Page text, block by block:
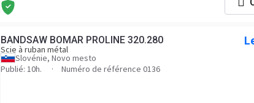
BANDSAW BOMAR PROLINE 320.280
Scie à ruban métal
Slovénie, Novo mesto
Publié: 10h.
Numéro de référence 0136